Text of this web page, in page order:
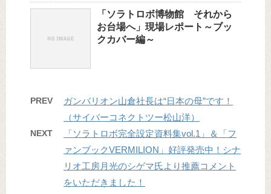
「ソラトロボ博物館 それから
お台場へ」現場レポート～ブッ
クカバー編～
PREV
ガンバリオン山倉社長は“日本の母”です！
（サイバーコネクトツー松山洋）
NEXT
「ソラトロボ完全設定資料集vol.1」＆「フ
ァンブックVERMILION」好評発売中！シナ
リオ工房月光のシゲマ氏より推薦コメント
をいただきました！